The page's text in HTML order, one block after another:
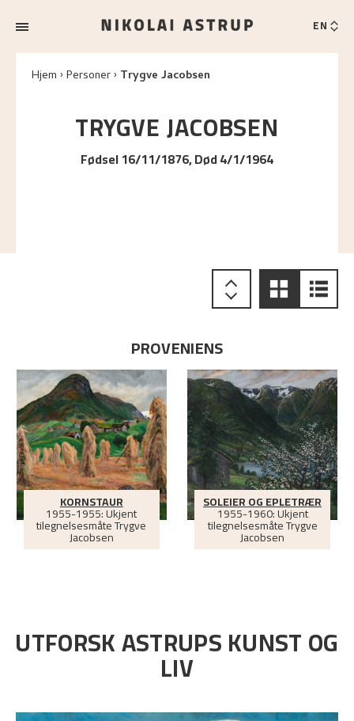
EN
Hjem Personer Trygve Jacobsen
TRYGVEJACOBSEN
Fødsel 16/11/1876, Død 4/1/1964
PROVENIENS
KORNSTAUR
1955-1955: Ukjent
tilegnelsesmåte Trygve
Jacobsen
SOLEIER OG EPLETRÆR
1955-1960: Ukjent
tilegnelsesmåte Trygve
Jacobsen
UTFORSK ASTRUPS KUNST OG
LIV